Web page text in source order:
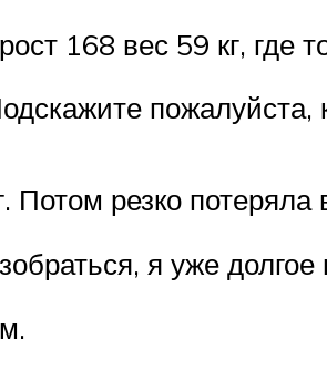
168 вес 59 кг, где
пожалуйста,
Потом резко
я уже